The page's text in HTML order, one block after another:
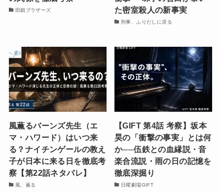
田鎖ブラザーズ
た密室殺人の新事実
刑事、ふりだしに戻る
風薫るバーンズ先生（エ
マ・ハワード）はいつ来
る？ナイチンゲールの教え
子が日本に来る日を徹底考
察【第22話ネタバレ】
風、薫る
【GIFT 第4話 考察】坂本
昊の「衝撃の事実」とは何
か──伍鉄との血縁説・音
楽合流説・雨の日の記憶を
徹底深掘り
日曜劇場GIFT